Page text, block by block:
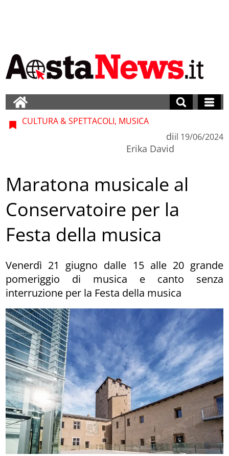
CULTURA & SPETTACOLI, MUSICA
di
Erika David
il 19/06/2024
Maratona musicale al
Conservatoire per la
Festa della musica
Venerdì 21 giugno dalle 15 alle 20 grande
pomeriggio di musica e canto senza
interruzione per la Festa della musica